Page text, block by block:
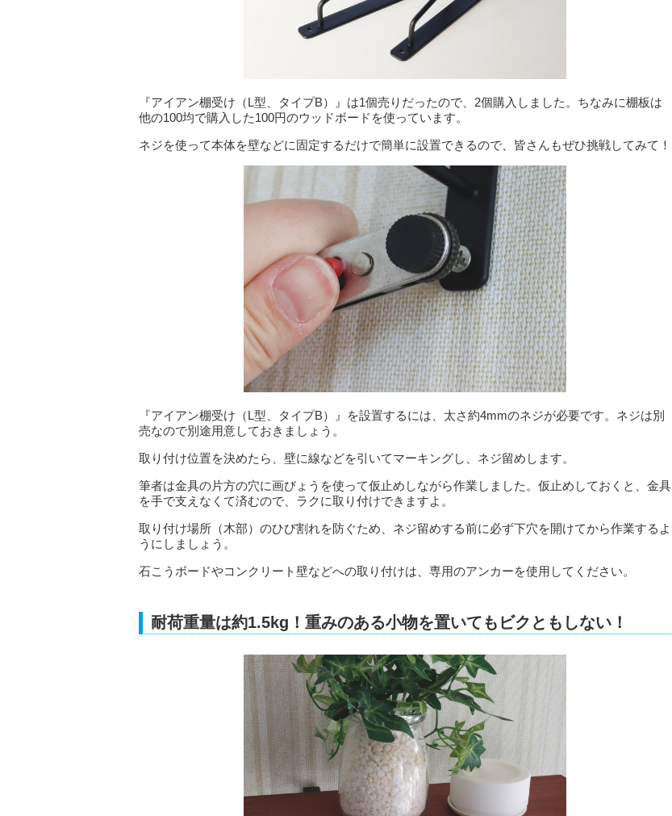
『アイアン棚受け（L型、タイプB）』は1個売りだったので、2個購入しました。ちなみに棚板は
他の100均で購入した100円のウッドボードを使っています。
ネジを使って本体を壁などに固定するだけで簡単に設置できるので、皆さんもぜひ挑戦してみて！
『アイアン棚受け（L型、タイプB）』を設置するには、太さ約4mmのネジが必要です。ネジは別
売なので別途用意しておきましょう。
取り付け位置を決めたら、壁に線などを引いてマーキングし、ネジ留めします。
筆者は金具の片方の穴に画びょうを使って仮止めしながら作業しました。仮止めしておくと、金具
を手で支えなくて済むので、ラクに取り付けできますよ。
取り付け場所（木部）のひび割れを防ぐため、ネジ留めする前に必ず下穴を開けてから作業するよ
うにしましょう。
石こうボードやコンクリート壁などへの取り付けは、専用のアンカーを使用してください。
耐荷重量は約1.5kg！重みのある小物を置いてもビクともしない！